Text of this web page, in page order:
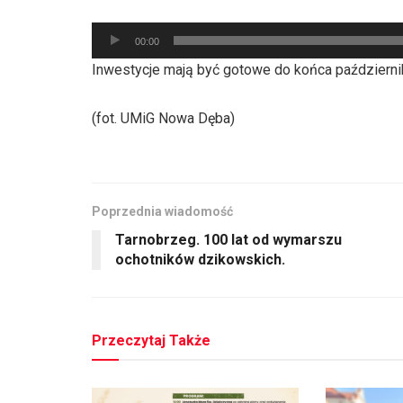
Odtwarzacz
plików
dźwiękowych
00:00
Inwestycje mają być gotowe do końca
(fot. UMiG Nowa Dęba)
Poprzednia wiadomość
Tarnobrzeg. 100 lat od wymarszu
ochotników dzikowskich.
Przeczytaj Także